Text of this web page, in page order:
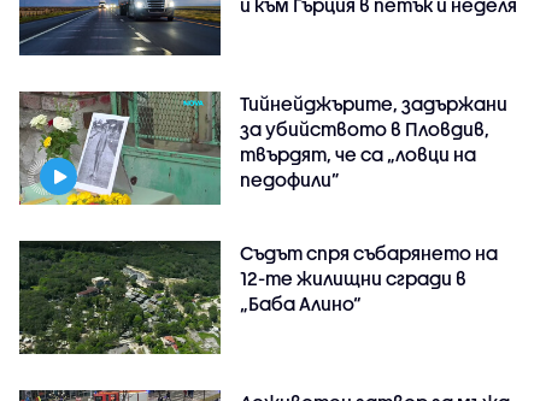
и към Гърция в петък и неделя
Тийнейджърите, задържани
за убийството в Пловдив,
твърдят, че са „ловци на
педофили”
Съдът спря събарянето на
12-те жилищни сгради в
„Баба Алино“